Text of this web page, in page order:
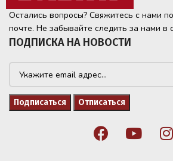
Остались вопросы? Свяжитесь с нами
почте. Не забывайте следить за нами в
ПОДПИСКА НА НОВОСТИ